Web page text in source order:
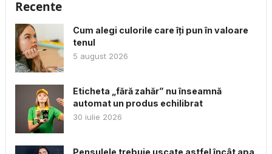
Recente
Cum alegi culorile care îți pun în valoare
tenul
5 august 2026
Eticheta „fără zahăr” nu înseamnă
automat un produs echilibrat
30 iulie 2026